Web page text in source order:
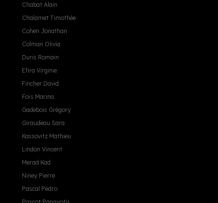
Chabat Alain
Chalamet Timothée
Cohen Jonathan
Colman Olivia
Duris Romain
Efira Virginie
Fincher David
Foïs Marina
Gadebois Grégory
Giraudeau Sara
Kassovitz Mathieu
Lindon Vincent
Merad Kad
Niney Pierre
Pascal Pedro